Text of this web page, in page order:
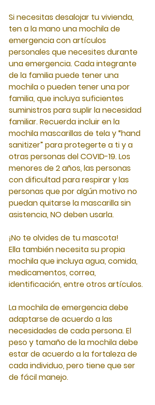
Si necesitas desalojar tu vivienda,
tenala mano una mochila de
emergencia con artículos
personales que necesites durante
una emergencia. Cada integrante
de la familia puede tener una
mochilaopueden tener una por
familia, que incluya suficientes
suministros para suplir la necesidad
familiar. Recuerda incluir en la
mochila mascarillas de telay“hand
sanitizer” para protegertea tiya
otras personas del COVID-19. Los
menores de2años, las personas
con dificultad para respirarylas
personas que por algún motivo no
puedan quitarse la mascarilla sin
asistencia, NO deben usarla.
¡No te olvides de tu mascota!
Ella también necesita su propia
mochila que incluya agua, comida,
medicamentos, correa,
identificación, entre otros artículos.
La mochila de emergencia debe
adaptarse de acuerdoalas
necesidades de cada persona. El
pesoy tamaño de la mochila debe
estar de acuerdoala fortaleza de
cada individuo, pero tiene que ser
de fácil manejo.